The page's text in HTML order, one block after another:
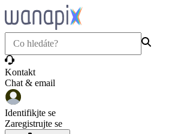
Kontakt
Chat & email
Identifikjte se
Zaregistrujte se